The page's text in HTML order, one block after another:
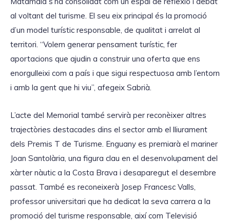
al voltant del turisme. El seu eix principal és la promoció
d’un model turístic responsable, de qualitat i arrelat al
territori. “Volem generar pensament turístic, fer
aportacions que ajudin a construir una oferta que ens
enorgulleixi com a país i que sigui respectuosa amb l’entorn
i amb la gent que hi viu”, afegeix Sabrià.
L’acte del Memorial també servirà per reconèixer altres
trajectòries destacades dins el sector amb el lliurament
dels Premis T de Turisme. Enguany es premiarà el mariner
Joan Santolària, una figura clau en el desenvolupament del
xàrter nàutic a la Costa Brava i desaparegut el desembre
passat. També es reconeixerà Josep Francesc Valls,
professor universitari que ha dedicat la seva carrera a la
promoció del turisme responsable, així com Televisió